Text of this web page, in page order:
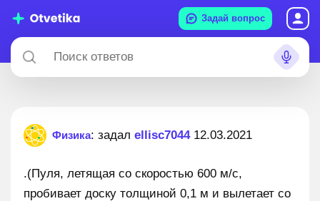
Задай вопрос
Физика: задал ellisc704412.03.2021
.(Пуля, летящая со скоростью 600 м/с,
пробивает доску толщиной 0,1 м и вылетает со